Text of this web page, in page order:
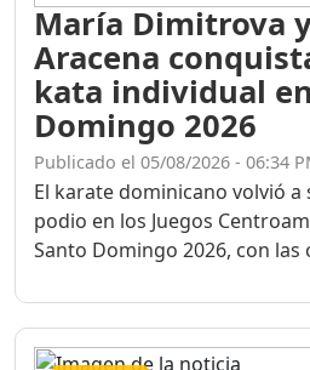
María Dimitrova
Aracena
kata individual
Domingo 2026
Publicado el 05/08/2026 - 06:34
El karate dominicano volvió
podio en los Juegos
Santo Domingo 2026, con las